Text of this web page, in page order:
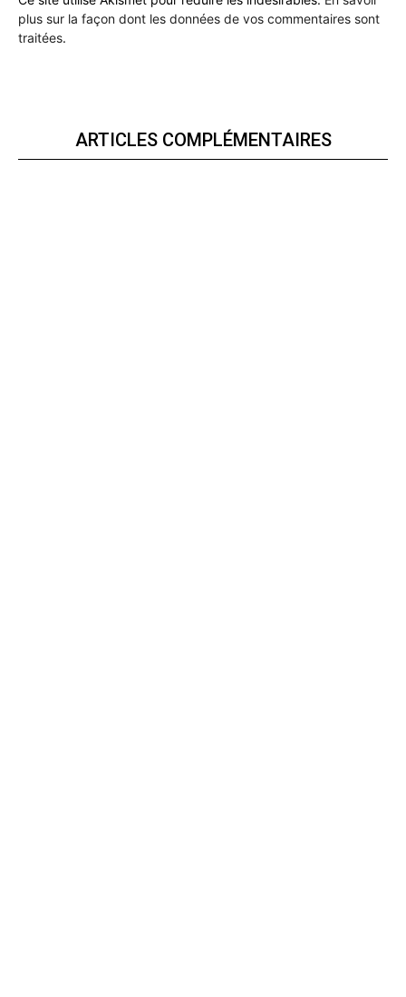
plus sur la façon dont les données de vos commentaires sont
traitées.
ARTICLES COMPLÉMENTAIRES